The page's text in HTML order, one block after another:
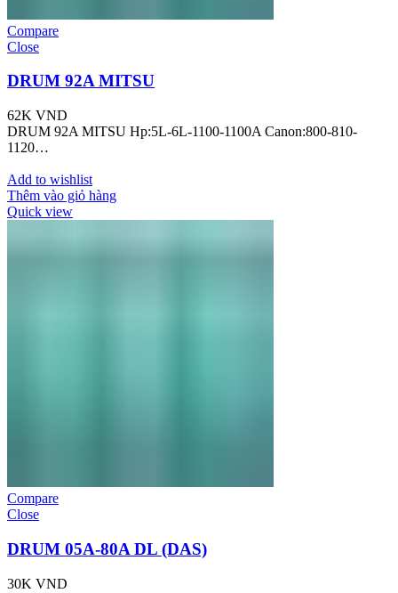
Compare
Close
DRUM 92A MITSU
62K VND
DRUM 92A MITSU Hp:5L-6L-1100-1100A Canon:800-810-
1120…
Add to wishlist
Thêm vào giỏ hàng
Quick view
Compare
Close
DRUM 05A-80A DL (DAS)
30K VND